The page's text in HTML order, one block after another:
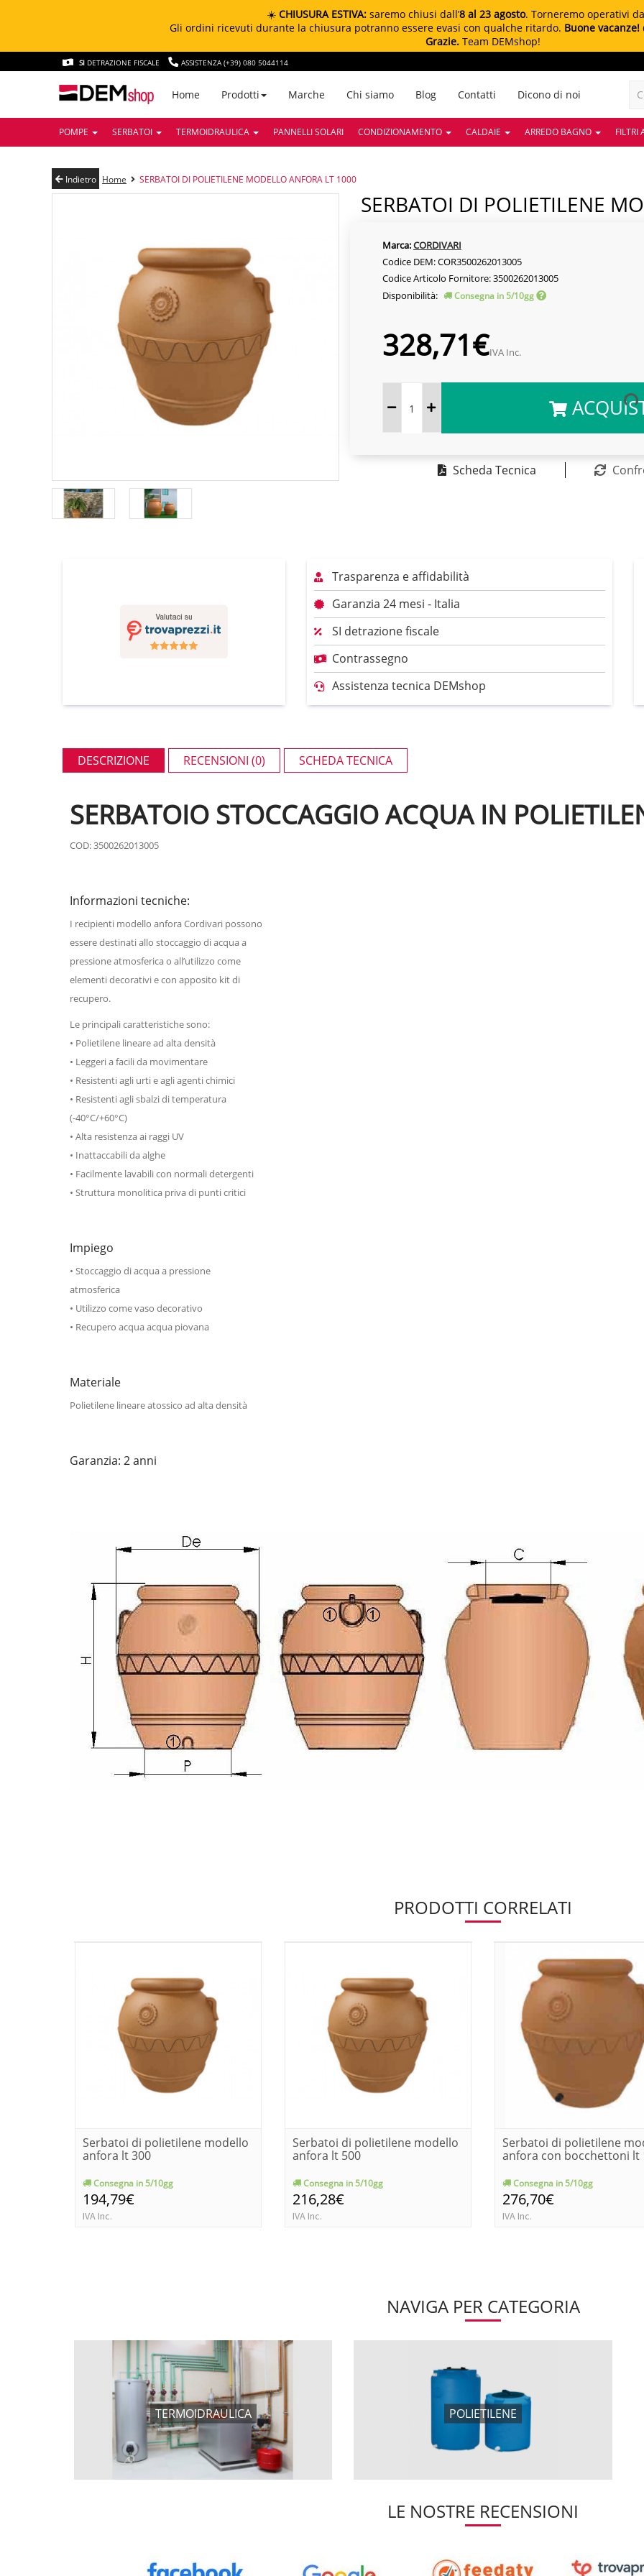
☀️ CHIUSURA ESTIVA: saremo chiusi dall’8 al 23 agosto. Torneremo operativi
Gli ordini ricevuti durante la chiusura potranno essere evasi con qualche ritardo. Buone vacanze!
Grazie. Team DEMshop!
SI DETRAZIONE FISCALE ASSISTENZA (+39) 080 5044114
Home Prodotti Marche Chi siamo Blog Contatti Dicono di noi
POMPE SERBATOI TERMOIDRAULICA PANNELLI SOLARI CONDIZIONAMENTO CALDAIE ARREDO BAGNO FILTRI
Indietro Home SERBATOI DI POLIETILENE MODELLO ANFORA LT 1000
SERBATOI DI POLIETILENE
Marca:CORDIVARI
Codice DEM: COR3500262013005
Codice Articolo Fornitore: 3500262013005
Disponibilità:
Consegna in 5/10gg
328,71€IVA Inc.
Scheda Tecnica
Trasparenza e affidabilità
Garanzia 24 mesi - Italia
SI detrazione fiscale
Contrassegno
Assistenza tecnica DEMshop
DESCRIZIONE RECENSIONI (0) SCHEDA TECNICA
SERBATOIO STOCCAGGIO ACQUA IN
COD: 3500262013005
Informazioni tecniche:
I recipienti modello anfora Cordivari possono
essere destinati allo stoccaggio di acqua a
pressione atmosferica o all’utilizzo come
elementi decorativi e con apposito kit di
recupero.
Le principali caratteristiche sono:
• Polietilene lineare ad alta densità
• Leggeri a facili da movimentare
• Resistenti agli urti e agli agenti chimici
• Resistenti agli sbalzi di temperatura
(-40°C/+60°C)
• Alta resistenza ai raggi UV
• Inattaccabili da alghe
• Facilmente lavabili con normali detergenti
• Struttura monolitica priva di punti critici
Impiego
• Stoccaggio di acqua a pressione
atmosferica
• Utilizzo come vaso decorativo
• Recupero acqua acqua piovana
Materiale
Polietilene lineare atossico ad alta densità
Garanzia: 2 anni
PRODOTTI CORRELATI
Serbatoi di polietilene modello
anfora lt 300
Consegna in 5/10gg
194,79€
IVA Inc.
Serbatoi di polietilene modello
anfora lt 500
Consegna in 5/10gg
216,28€
IVA Inc.
Serbatoi di polietilene
anfora con bocchettoni lt
Consegna in 5/10gg
276,70€
IVA Inc.
NAVIGA PER CATEGORIA
TERMOIDRAULICA POLIETILENE
LE NOSTRE RECENSIONI